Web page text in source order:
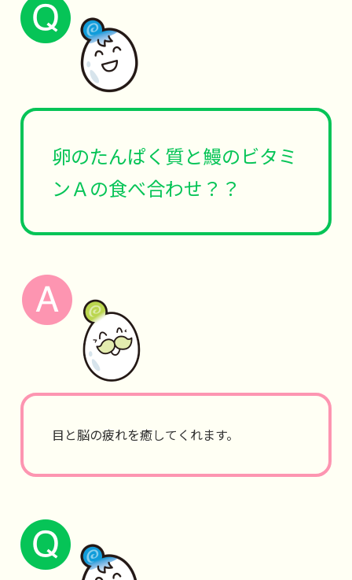
卵のたんぱく質と鰻のビタミ
ンＡの食べ合わせ？？
目と脳の疲れを癒してくれます。